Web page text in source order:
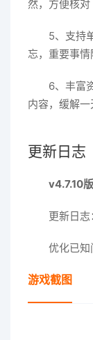
然，方便核对
5、支持
忘，重要事
6、丰富
内容，缓解
更新日志
v4.7.10
更新日志
优化已知
游戏截图